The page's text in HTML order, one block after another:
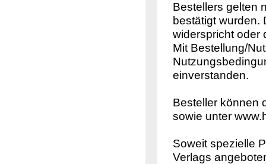
Bestellers gelten
bestätigt wurden.
widerspricht oder
Mit Bestellung/
einverstanden.
Besteller können
sowie unter
Soweit spezielle
Verlags